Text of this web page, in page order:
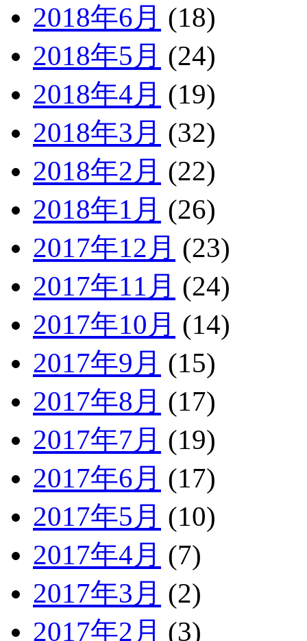
2018年6月 (18)
2018年5月 (24)
2018年4月 (19)
2018年3月 (32)
2018年2月 (22)
2018年1月 (26)
2017年12月 (23)
2017年11月 (24)
2017年10月 (14)
2017年9月 (15)
2017年8月 (17)
2017年7月 (19)
2017年6月 (17)
2017年5月 (10)
2017年4月 (7)
2017年3月 (2)
2017年2月 (3)